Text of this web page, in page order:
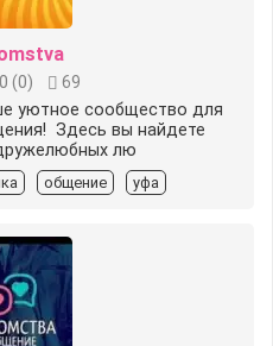
0 (0)
69
уютное сообщество для
Здесь вы найдете
лю
общение уфа